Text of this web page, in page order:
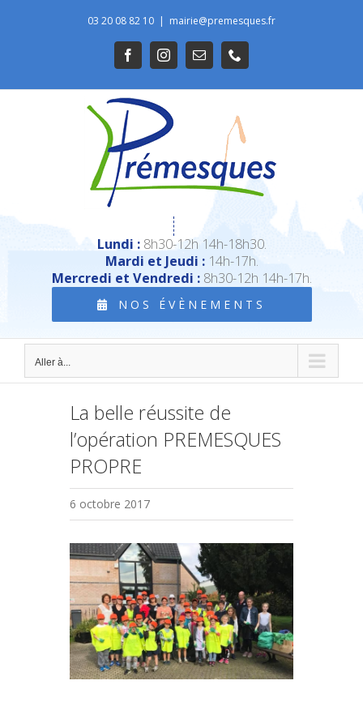
03 20 08 82 10 | mairie@premesques.fr
FacebookInstagramEmail
Lundi :8h30-12h 14h-18h30.
Mardi et Jeudi :14h-17h.
Mercredi et Vendredi :8h30-12h 14h-17h.
NOS ÉVÈNEMENTS
Aller à...
La belle réussite de
l’opération PREMESQUES
PROPRE
6 octobre 2017
Voir
l'image
agrandie